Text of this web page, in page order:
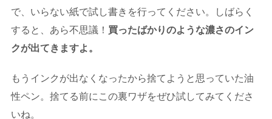
で、いらない紙で試し書きを行ってください。しばらく
すると、あら不思議！ 買ったばかりのような濃さのイン
クが出てきますよ。
もうインクが出なくなったから捨てようと思っていた油
性ペン。捨てる前にこの裏ワザをぜひ試してみてくださ
いね。